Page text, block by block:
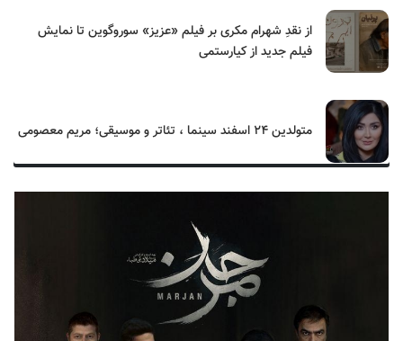
از نقدِ شهرام مکری بر فیلم «عزیز» سوروگوین تا نمایش
فیلم جدید از کیارستمی
متولدین ۲۴ اسفند سینما ، تئاتر و موسیقی؛ مریم معصومی